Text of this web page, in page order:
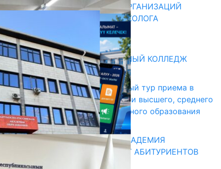
ОБЩЕОБРАЗОВАТЕЛЬНЫХ ОРГАНИЗАЦИЙ
ВВЕДЕНА ДОЛЖНОСТЬ ПСИХОЛОГА
31.07.2026
Абитуриент
БИШКЕКСКИЙ УНИВЕРСАЛЬНЫЙ КОЛЛЕДЖ
17.07.2026
В Кыргызстане начался первый тур приема в
образовательные организации высшего, среднего
и начального профессионального образования
13.07.2026
КЫРГЫЗКО-РОССИЙСКАЯ АКАДЕМИЯ
ОБРАЗОВАНИЯ ПРИГЛАШАЕТ АБИТУРИЕНТОВ
10.07.2026